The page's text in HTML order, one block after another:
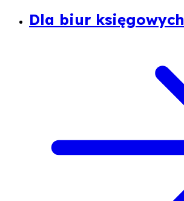
Dla biur księgowych